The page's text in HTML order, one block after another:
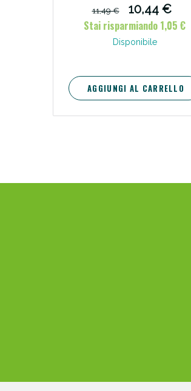
11,49 €
10,44 €
Stai risparmiando 1,05 €
Disponibile
AGGIUNGI AL CARRELLO